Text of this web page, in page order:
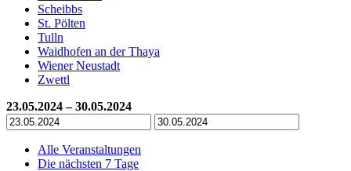
Scheibbs
St. Pölten
Tulln
Waidhofen an der Thaya
Wiener Neustadt
Zwettl
23.05.2024 – 30.05.2024
Alle Veranstaltungen
Die nächsten 7 Tage